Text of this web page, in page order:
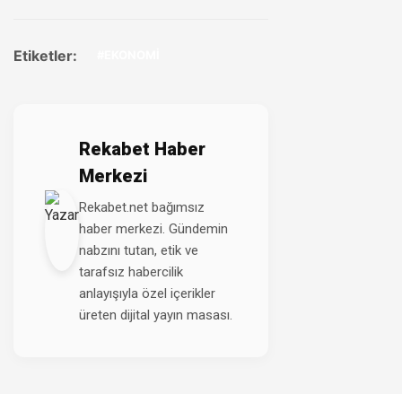
Etiketler:
Rekabet Haber
Merkezi
Rekabet.net bağımsız
haber merkezi. Gündemin
nabzını tutan, etik ve
tarafsız habercilik
anlayışıyla özel içerikler
üreten dijital yayın masası.